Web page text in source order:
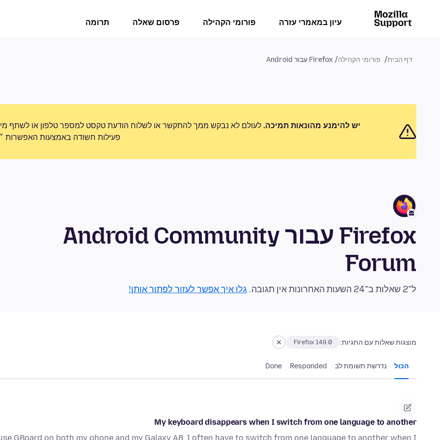
עיון במאמרי עזרה פורומי הקהילה פרסום שאלה תרומה
דף הבית פורומי הקהילה Firefox עבור Android
יש להימנע מהונאות תמיכה. לעולם לא נבקש ממך להתקשר או לשלוח הודעת טקסט למספר טלפון או לשתף
פעילות חשודה באמצעות האפשרות
Firefox עבור Android Community
Forum
ל־2 שאלות ב־24 השעות האחרונות אין תגובה. גלו איך אפשר לעזור לפתור אותן!
מוצגות שאלות עם התגיות: Firefox 149.0
הכול נדרשת תשומת לב Responded
Done
My keyboard disappears when I switch from one language to another
GBoard on both my phone and my Galaxy A8. I often have to switch from one language to another when I